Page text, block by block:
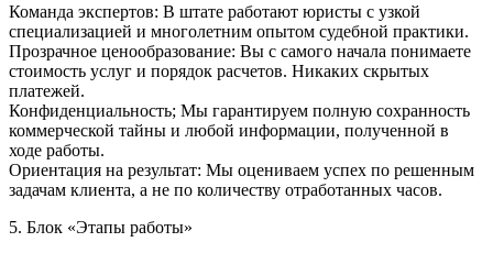
Команда экспертов: В штате работают юристы с узкой
специализацией и многолетним опытом судебной практики.
Прозрачное ценообразование: Вы с самого начала понимаете
стоимость услуг и порядок расчетов. Никаких скрытых
платежей.
Конфиденциальность; Мы гарантируем полную сохранность
коммерческой тайны и любой информации, полученной в
ходе работы.
Ориентация на результат: Мы оцениваем успех по решенным
задачам клиента, а не по количеству отработанных часов.
5. Блок «Этапы работы»